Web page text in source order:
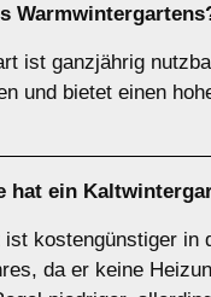
Warmwintergartens
ist ganzjährig
und bietet einen
hat ein
kostengünstiger
da er keine